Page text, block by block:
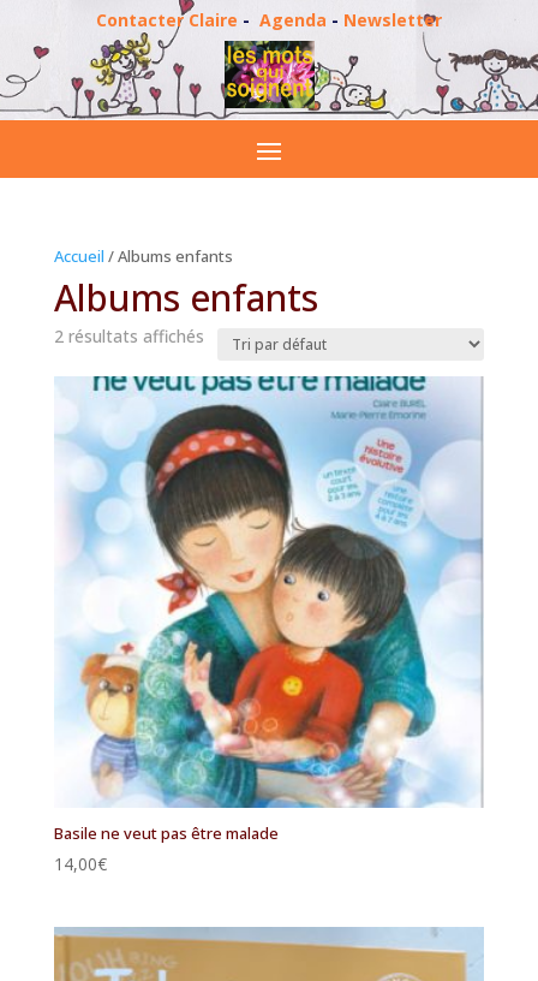
Contacter Claire - Agenda - Newsletter
Accueil / Albums enfants
Albums enfants
2 résultats affichés
Basile ne veut pas être malade
14,00€